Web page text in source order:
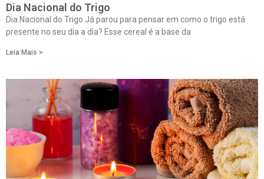
Dia Nacional do Trigo
Dia Nacional do Trigo Já parou para pensar em como o trigo está
presente no seu dia a dia? Esse cereal é a base da
Leia Mais >